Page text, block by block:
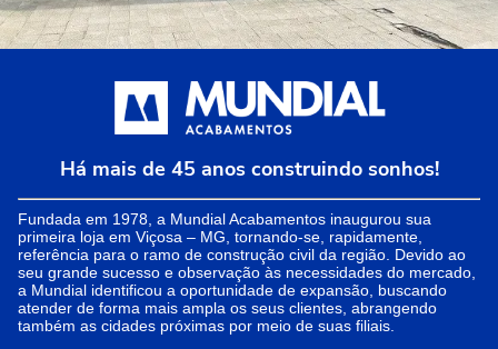
Há mais de 45 anos construindo sonhos!
Fundada em 1978, a Mundial Acabamentos inaugurou sua
primeira loja em Viçosa – MG, tornando-se, rapidamente,
referência para o ramo de construção civil da região. Devido ao
seu grande sucesso e observação às necessidades do mercado,
a Mundial identificou a oportunidade de expansão, buscando
atender de forma mais ampla os seus clientes, abrangendo
também as cidades próximas por meio de suas filiais.